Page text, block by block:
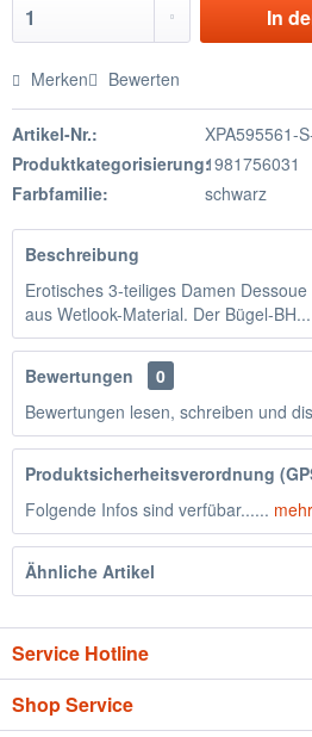
In
Merken Bewerten
Artikel-Nr.:
XPA595561-
Produktkategorisierung:1981756031
Farbfamilie:
schwarz
Beschreibung
Erotisches 3-teiliges Damen
aus Wetlook-Material. Der Bügel-BH...
Bewertungen
0
Bewertungen lesen, schreiben und
Produktsicherheitsverordnung
Folgende Infos sind verfübar...... mehr
Ähnliche Artikel
Service Hotline
Shop Service